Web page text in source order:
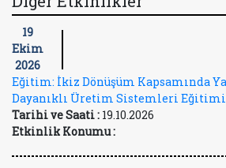
19
Ekim
2026
Eğitim: İkiz Dönüşüm Kapsamında
Dayanıklı Üretim Sistemleri Eğitimi
Tarihi ve Saati : 19.10.2026
Etkinlik Konumu :